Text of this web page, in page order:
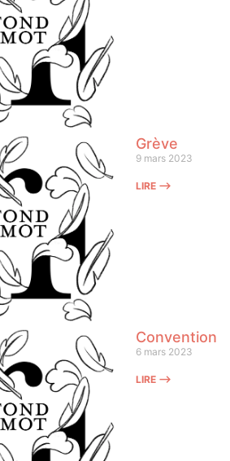
Grève
9 mars 2023
LIRE ⟶
Convention
6 mars 2023
LIRE ⟶